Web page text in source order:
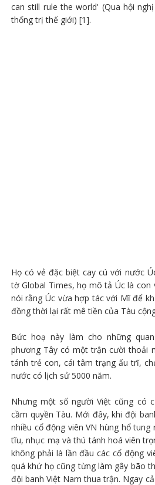
can still rule the world' (Qua hội
thống trị thế giới) [1].
Họ có vẻ đặc biệt cay cú với nước
tờ Global Times, họ mô tả Úc là
nói rằng Úc vừa hợp tác với Mĩ để
đồng thời lại rất mê tiền của Tàu
Bức hoạ này làm cho những
phương Tây có một trận cười thoải
tánh trẻ con, cái tâm trạng ấu trĩ,
nước có lịch sử 5000 năm.
Nhưng một số người Việt cũng có
cầm quyền Tàu. Mới đây, khi đội
nhiều cổ động viên VN hùng hổ
tĩu, nhục mạ và thú tánh hoá viên
không phải là lần đầu các cổ động
quá khứ họ cũng từng làm gây bão
đội banh Việt Nam thua trận. Ngay